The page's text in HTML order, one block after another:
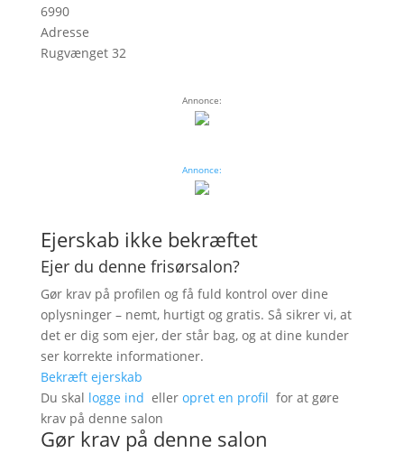
6990
Adresse
Rugvænget 32
Annonce:
Annonce:
Ejerskab ikke bekræftet
Ejer du denne frisørsalon?
Gør krav på profilen og få fuld kontrol over dine
oplysninger – nemt, hurtigt og gratis. Så sikrer vi, at
det er dig som ejer, der står bag, og at dine kunder
ser korrekte informationer.
Bekræft ejerskab
Du skal logge ind eller opret en profil for at gøre
krav på denne salon
Gør krav på denne salon